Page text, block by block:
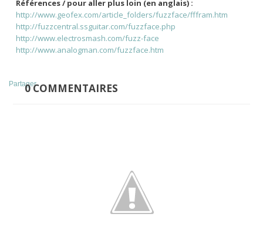
Références / pour aller plus loin (en anglais) :
http://www.geofex.com/article_folders/fuzzface/fffram.htm
http://fuzzcentral.ssguitar.com/fuzzface.php
http://www.electrosmash.com/fuzz-face
http://www.analogman.com/fuzzface.htm
Partager
0COMMENTAIRES